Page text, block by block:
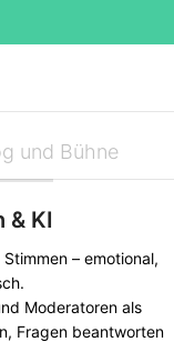
und Bühne
& KI
– emotional,
Moderatoren als
Fragen beantworten